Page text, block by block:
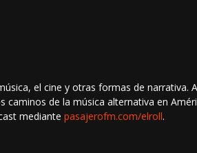
el cine y otras formas de narrativa.
caminos de la música alternativa en
mediante pasajerofm.com/elroll.